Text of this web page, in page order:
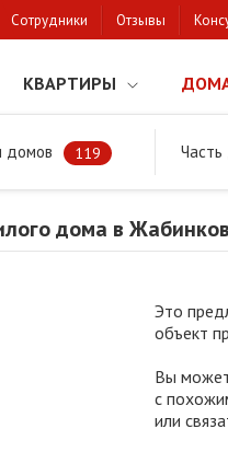
Сотрудники Отзывы
КВАРТИРЫ
домов 119
районе Продажа жилого
дома в
Это
объект
Вы
с
или